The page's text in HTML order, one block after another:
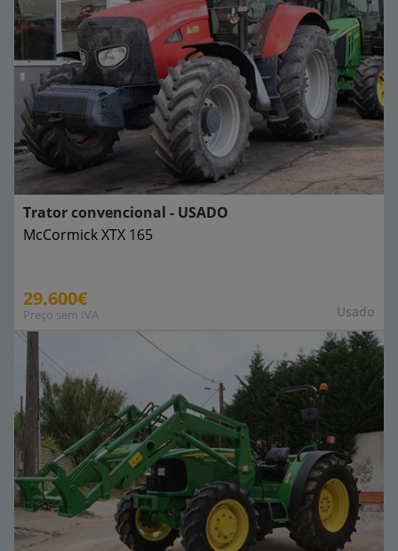
Usado
Trator convencional - USADO
McCormickXTX 165
29.600€
Preço sem IVA